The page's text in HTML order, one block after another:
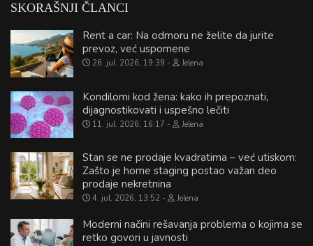
SKORAŠNJI ČLANCI
Rent a car: Na odmoru ne želite da jurite
prevoz, već uspomene
26. jul. 2026, 19:39 Jelena
Kondilomi kod žena: kako ih prepoznati,
dijagnostikovati i uspešno lečiti
11. jul. 2026, 16:17 Jelena
Stan se ne prodaje kvadratima – već utiskom:
Zašto je home staging postao važan deo
prodaje nekretnina
4. jul. 2026, 13:52 Jelena
Moderni načini rešavanja problema o kojima se
retko govori u javnosti